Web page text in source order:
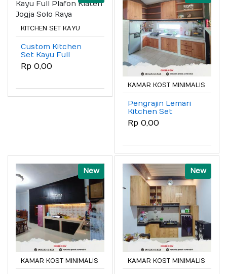
KITCHEN SET KAYU
Custom Kitchen
Set Kayu Full
Plafon Klaten Jogja
Solo Raya
Rp 0,00
KAMAR KOST MINIMALIS
Pengrajin Lemari
Kitchen Set
Custom Solo Raya
Rp 0,00
New
KAMAR KOST MINIMALIS
New
KAMAR KOST MINIMALIS